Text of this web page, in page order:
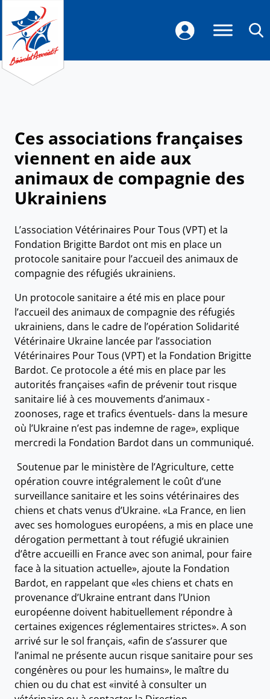
Ces associations françaises
viennent en aide aux
animaux de compagnie des
Ukrainiens
L’association Vétérinaires Pour Tous (VPT) et la
Fondation Brigitte Bardot ont mis en place un
protocole sanitaire pour l’accueil des animaux de
compagnie des réfugiés ukrainiens.
Un protocole sanitaire a été mis en place pour
l’accueil des animaux de compagnie des réfugiés
ukrainiens, dans le cadre de l’opération Solidarité
Vétérinaire Ukraine lancée par l’association
Vétérinaires Pour Tous (VPT) et la Fondation Brigitte
Bardot. Ce protocole a été mis en place par les
autorités françaises «afin de prévenir tout risque
sanitaire lié à ces mouvements d’animaux -
zoonoses, rage et trafics éventuels- dans la mesure
où l’Ukraine n’est pas indemne de rage», explique
mercredi la Fondation Bardot dans un communiqué.
Soutenue par le ministère de l’Agriculture, cette
opération couvre intégralement le coût d’une
surveillance sanitaire et les soins vétérinaires des
chiens et chats venus d’Ukraine. «La France, en lien
avec ses homologues européens, a mis en place une
dérogation permettant à tout réfugié ukrainien
d’être accueilli en France avec son animal, pour faire
face à la situation actuelle», ajoute la Fondation
Bardot, en rappelant que «les chiens et chats en
provenance d’Ukraine entrant dans l’Union
européenne doivent habituellement répondre à
certaines exigences réglementaires strictes». A son
arrivé sur le sol français, «afin de s’assurer que
l’animal ne présente aucun risque sanitaire pour ses
congénères ou pour les humains», le maître du
chien ou du chat est «invité à consulter un